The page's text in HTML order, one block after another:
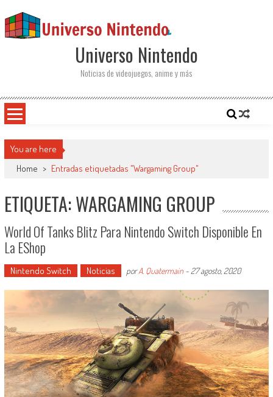
Universo Nintendo
Noticias de videojuegos, anime y más
You are here
Home > Entradas etiquetadas "Wargaming Group"
ETIQUETA: WARGAMING GROUP
World Of Tanks Blitz Para Nintendo Switch Disponible En
La EShop
Nintendo Switch Noticias porA. Quatermain- 27 agosto, 2020